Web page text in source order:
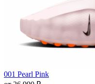
001 Pearl Pink